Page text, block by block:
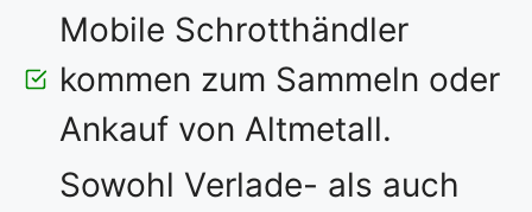
Mobile Schrotthändler
kommen zum Sammeln oder
Ankauf von Altmetall.
Sowohl Verlade- als auch